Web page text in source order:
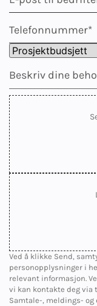
Ved å klikke Send,
personopplysninger i
relevant informasjon.
vi kan kontakte deg via
Samtale-, meldings- og